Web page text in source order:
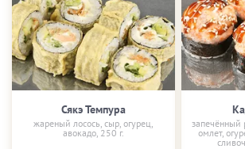
Сякэ Темпура
жареный лосось, сыр, огурец,
авокадо, 250 г.
запечённый
омлет,